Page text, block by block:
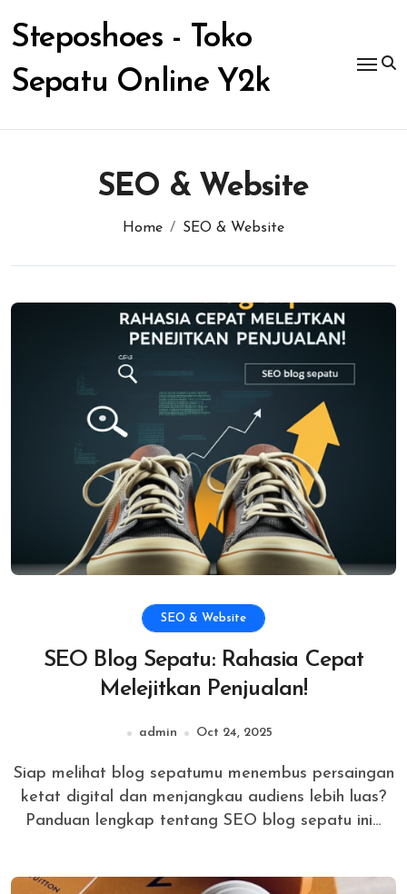
content
Steposhoes - Toko
Sepatu Online Y2k
SEO & Website
Home SEO & Website
SEO & Website
SEO Blog Sepatu: Rahasia Cepat
Melejitkan Penjualan!
admin Oct 24, 2025
Siap melihat blog sepatumu menembus persaingan
ketat digital dan menjangkau audiens lebih luas?
Panduan lengkap tentang SEO blog sepatu ini…